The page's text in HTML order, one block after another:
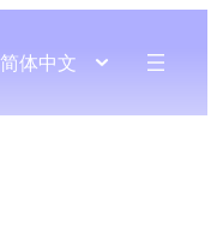
简体中文